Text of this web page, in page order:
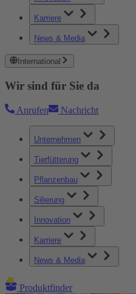
Karriere
News & Media
International
Wir sind für Sie da
Anrufen Nachricht
Unternehmen
Tierfütterung
Pflanzenbau
Silierung
Innovation
Karriere
News & Media
Produktfinder